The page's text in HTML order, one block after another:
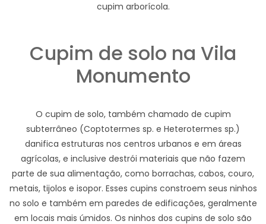
cupim arborícola.
Cupim de solo na Vila
Monumento
O cupim de solo, também chamado de cupim
subterrâneo (Coptotermes sp. e Heterotermes sp.)
danifica estruturas nos centros urbanos e em áreas
agrícolas, e inclusive destrói materiais que não fazem
parte de sua alimentação, como borrachas, cabos, couro,
metais, tijolos e isopor. Esses cupins constroem seus ninhos
no solo e também em paredes de edificações, geralmente
em locais mais úmidos. Os ninhos dos cupins de solo são